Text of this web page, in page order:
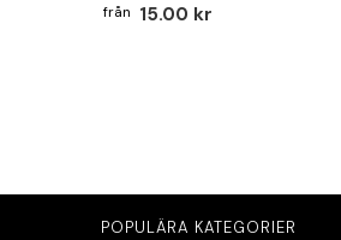
15.00 kr
POPULÄRA KATEGORIER